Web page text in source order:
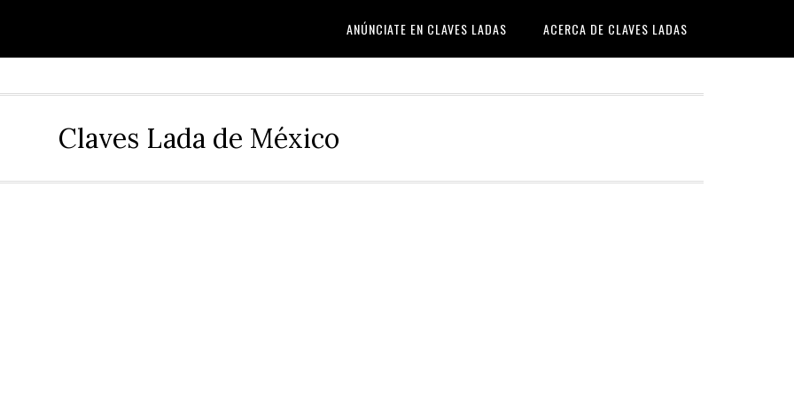
ANÚNCIATE EN CLAVES LADAS ACERCA DE CLAVES LADAS
Claves Lada de México